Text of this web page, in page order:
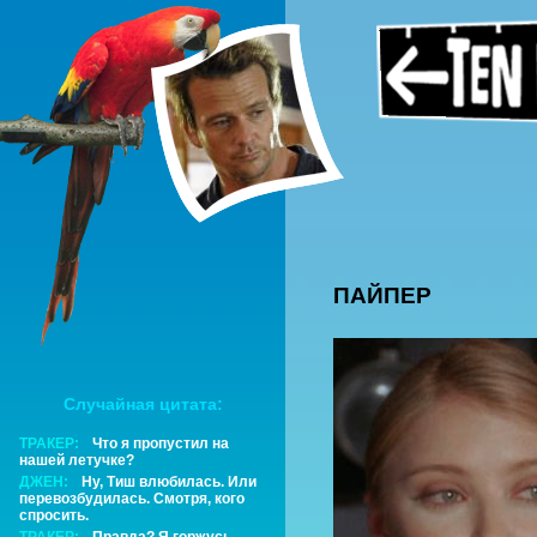
Случайная цитата:
ТРАКЕР:
Что я пропустил на
нашей летучке?
ДЖЕН:
Ну, Тиш влюбилась. Или
перевозбудилась. Смотря, кого
спросить.
ПАЙПЕР